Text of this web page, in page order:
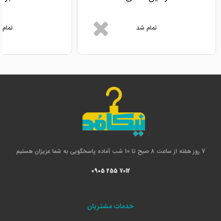
تمام شد
7 روز هفته از ساعت 8 صبح تا 10 شب آماده پاسخگویی به شما عزیزان هستیم
0905 255 7012
خدمات مشتریان